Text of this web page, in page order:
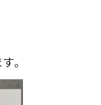
。